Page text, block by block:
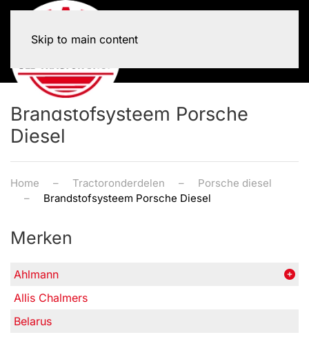
Skip to main content
Brandstofsysteem Porsche
Diesel
Home Tractoronderdelen
Porsche diesel
Brandstofsysteem Porsche Diesel
Merken
Ahlmann
Allis Chalmers
Belarus